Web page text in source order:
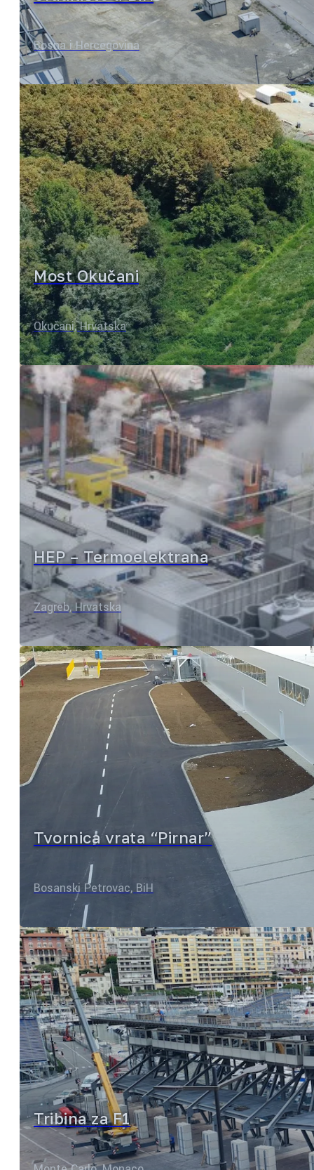
Bosna i Hercegovina
Most Okučani
Okučani, Hrvatska
HEP – Termoelektrana
Zagreb, Hrvatska
Tvornica vrata “Pirnar”
Bosanski Petrovac, BiH
Tribina za F1